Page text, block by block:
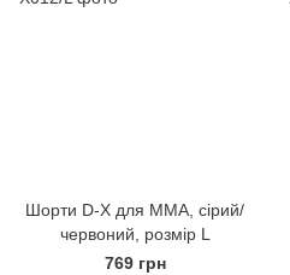
Шорти D-X для MMA, сірий/
червоний, розмір L
769 грн